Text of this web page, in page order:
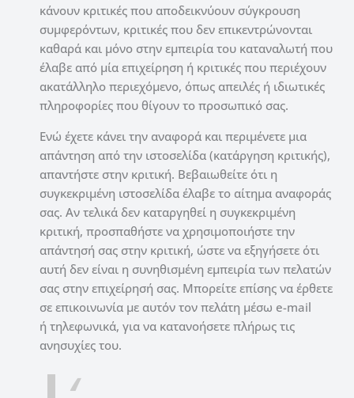
κάνουν κριτικές που αποδεικνύουν σύγκρουση
συμφερόντων, κριτικές που δεν επικεντρώνονται
καθαρά και μόνο στην εμπειρία του καταναλωτή που
έλαβε από μία επιχείρηση ή κριτικές που περιέχουν
ακατάλληλο περιεχόμενο, όπως απειλές ή ιδιωτικές
πληροφορίες που θίγουν το προσωπικό σας.
Ενώ έχετε κάνει την αναφορά και περιμένετε μια
απάντηση από την ιστοσελίδα (κατάργηση κριτικής),
απαντήστε στην κριτική. Βεβαιωθείτε ότι η
συγκεκριμένη ιστοσελίδα έλαβε το αίτημα αναφοράς
σας. Αν τελικά δεν καταργηθεί η συγκεκριμένη
κριτική, προσπαθήστε να χρησιμοποιήστε την
απάντησή σας στην κριτική, ώστε να εξηγήσετε ότι
αυτή δεν είναι η συνηθισμένη εμπειρία των πελατών
σας στην επιχείρησή σας. Μπορείτε επίσης να έρθετε
σε επικοινωνία με αυτόν τον πελάτη μέσω e-mail
ή τηλεφωνικά, για να κατανοήσετε πλήρως τις
ανησυχίες του.